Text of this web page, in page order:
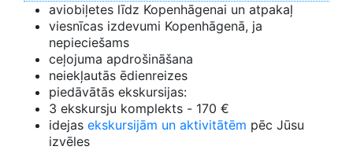
aviobiļetes līdz Kopenhāgenai un atpakaļ
viesnīcas izdevumi Kopenhāgenā, ja
nepieciešams
ceļojuma apdrošināšana
neiekļautās ēdienreizes
piedāvātās ekskursijas:
3 ekskursju komplekts - 170 €
idejas ekskursijām un aktivitātēm pēc Jūsu
izvēles